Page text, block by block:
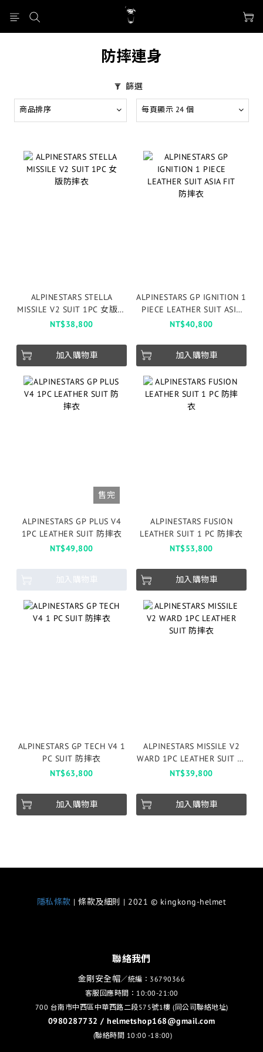
防摔連身
篩選
商品排序 每頁顯示 24 個
ALPINESTARS STELLA
MISSILE V2 SUIT 1PC 女版防
摔衣
NT$38,800
加入購物車
ALPINESTARS GP IGNITION 1
PIECE LEATHER SUIT ASIA
FIT 防摔衣
NT$40,800
加入購物車
售完
ALPINESTARS GP PLUS V4
1PC LEATHER SUIT 防摔衣
NT$49,800
加入購物車
ALPINESTARS FUSION
LEATHER SUIT 1 PC 防摔衣
NT$53,800
加入購物車
ALPINESTARS GP TECH V4 1
PC SUIT 防摔衣
NT$63,800
加入購物車
ALPINESTARS MISSILE V2
WARD 1PC LEATHER SUIT 防
摔衣
NT$39,800
加入購物車
隱私條款 | 條款及細則 | 2021 © kingkong-helmet
聯絡我們
金剛安全帽／統編：36790366
客服回應時間：10:00-21:00
700 台南市中西區中華西路二段575號1樓 (同公司聯絡地址)
0980287732 / helmetshop168@gmail.com
(聯絡時間 10:00 -18:00)